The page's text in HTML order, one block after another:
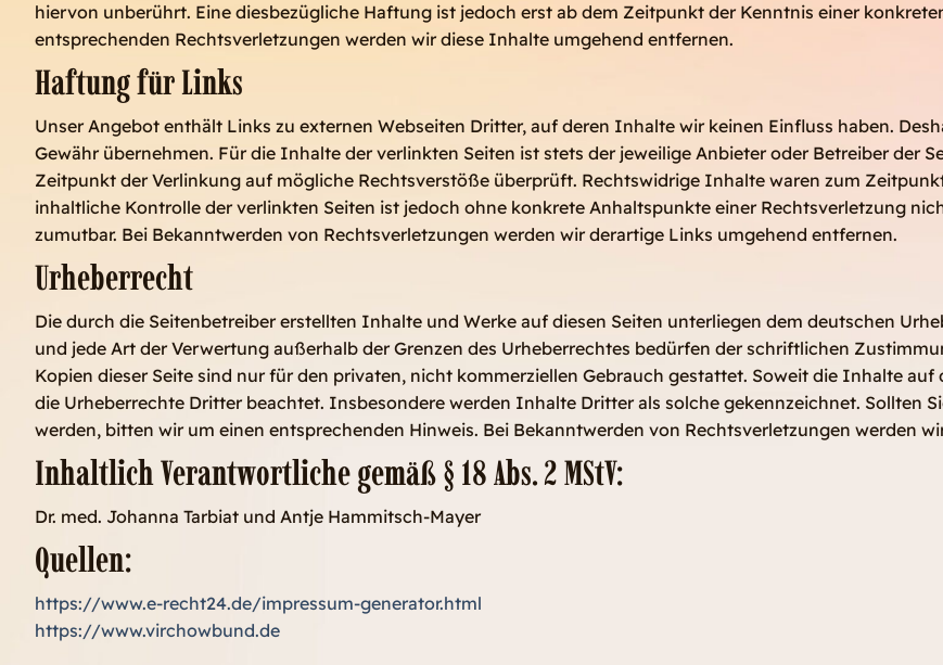
hiervon unberührt. Eine diesbezügliche Haftung ist jedoch erst ab dem Zeitpunkt der Kenntnis einer
entsprechenden Rechtsverletzungen werden wir diese Inhalte umgehend entfernen.
Haftung für Links
Unser Angebot enthält Links zu externen Webseiten Dritter, auf deren Inhalte wir keinen Einfluss haben.
Gewähr übernehmen. Für die Inhalte der verlinkten Seiten ist stets der jeweilige Anbieter oder Betreiber der
Zeitpunkt der Verlinkung auf mögliche Rechtsverstöße überprüft. Rechtswidrige Inhalte waren zum
inhaltliche Kontrolle der verlinkten Seiten ist jedoch ohne konkrete Anhaltspunkte einer Rechtsverletzung
zumutbar. Bei Bekanntwerden von Rechtsverletzungen werden wir derartige Links umgehend entfernen.
Urheberrecht
Die durch die Seitenbetreiber erstellten Inhalte und Werke auf diesen Seiten unterliegen dem deutschen
und jede Art der Verwertung außerhalb der Grenzen des Urheberrechtes bedürfen der schriftlichen
Kopien dieser Seite sind nur für den privaten, nicht kommerziellen Gebrauch gestattet. Soweit die Inhalte
die Urheberrechte Dritter beachtet. Insbesondere werden Inhalte Dritter als solche gekennzeichnet. Sollten
werden, bitten wir um einen entsprechenden Hinweis. Bei Bekanntwerden von Rechtsverletzungen werden
Inhaltlich Verantwortliche gemäß § 18 Abs. 2 MStV:
Dr. med. Johanna Tarbiat und Antje Hammitsch-Mayer
Quellen:
https://www.e-recht24.de/impressum-generator.html
https://www.virchowbund.de